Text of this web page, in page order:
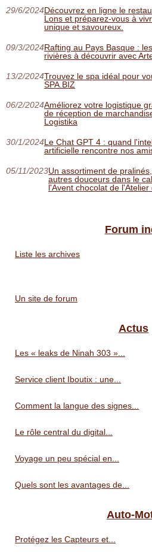
29/6/2024Découvrez en ligne le
Lons et préparez-vous à
unique et savoureux.
09/3/2024Rafting au Pays Basque :
rivières à découvrir avec
13/2/2024Trouvez le spa idéal pour
SPA.BIZ
06/2/2024Améliorez votre logistique
de réception de
Logistika
30/1/2024Le Chat GPT 4 : quand
artificielle rencontre nos
05/11/2023Un assortiment de
autres douceurs dans le
l'Avent chocolat de l'Atelier
Forum
Liste les archives
Un site de forum
Actus
Les « leaks de Ninah 303 »...
Service client Iboutix : une...
Comment la langue des signes...
Le rôle central du digital...
Voyage un peu spécial en...
Quels sont les avantages de...
Auto-
Protégez les Capteurs et...